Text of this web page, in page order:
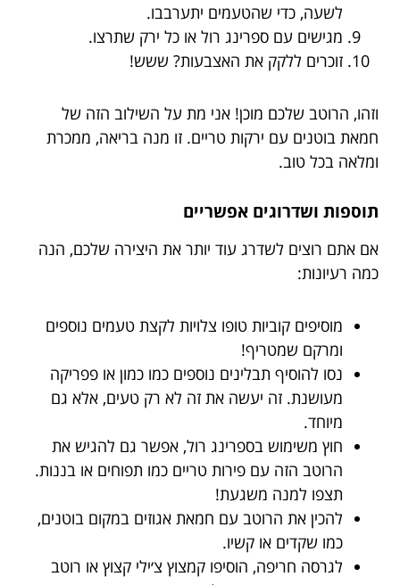
לשעה, כדי שהטעמים יתערבבו.
מגישים עם ספרינג רול או כל ירק שתרצו.
זוכרים ללקק את האצבעות? ששש!
וזהו, הרוטב שלכם מוכן! אני מת על השילוב הזה של
חמאת בוטנים עם ירקות טריים. זו מנה בריאה, ממכרת
ומלאה בכל טוב.
תוספות ושדרוגים אפשריים
אם אתם רוצים לשדרג עוד יותר את היצירה שלכם, הנה
כמה רעיונות:
מוסיפים קוביות טופו צלויות לקצת טעמים נוספים
ומרקם שמטריף!
נסו להוסיף תבלינים נוספים כמו כמון או פפריקה
מעושנת. זה יעשה את זה לא רק טעים, אלא גם
מיוחד.
חוץ משימוש בספרינג רול, אפשר גם להגיש את
הרוטב הזה עם פירות טריים כמו תפוחים או בננות.
תצפו למנה משגעת!
להכין את הרוטב עם חמאת אגוזים במקום בוטנים,
כמו שקדים או קשיו.
לגרסה חריפה, הוסיפו קמצוץ צ׳ילי קצוץ או רוטב